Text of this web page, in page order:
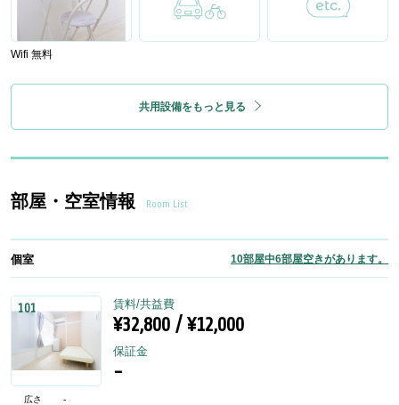
Wifi 無料
共用設備をもっと見る
部屋・空室情報 Room List
個室 10部屋中6部屋空きがあります。
101
広さ -
賃料/共益費
¥32,800 / ¥12,000
保証金
-